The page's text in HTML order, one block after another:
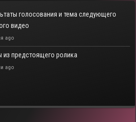
голосования и тема следующего
видео
ago
предстоящего ролика
ago